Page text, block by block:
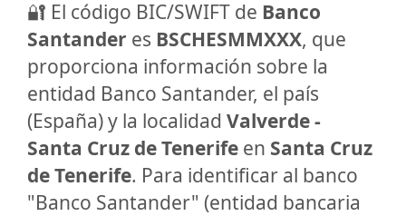
🔐 El código BIC/SWIFT de Banco
Santander es BSCHESMMXXX, que
proporciona información sobre la
entidad Banco Santander, el país
(España) y la localidad Valverde -
Santa Cruz de Tenerife en Santa Cruz
de Tenerife. Para identificar al banco
"Banco Santander" (entidad bancaria